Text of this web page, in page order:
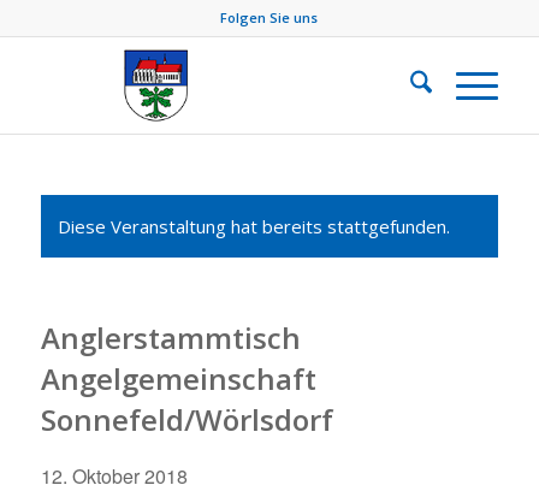
Folgen Sie uns
Diese Veranstaltung hat bereits stattgefunden.
Anglerstammtisch
Angelgemeinschaft
Sonnefeld/Wörlsdorf
12. Oktober 2018